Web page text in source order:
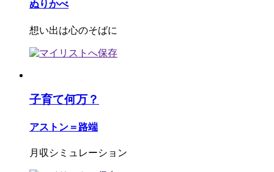
ぬりかべ
想い出は心のそばに
子育て何万？
アストン＝路端
月収シミュレーション